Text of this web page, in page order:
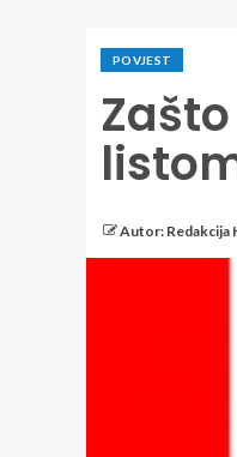
POVJEST
Autor: Redakcija